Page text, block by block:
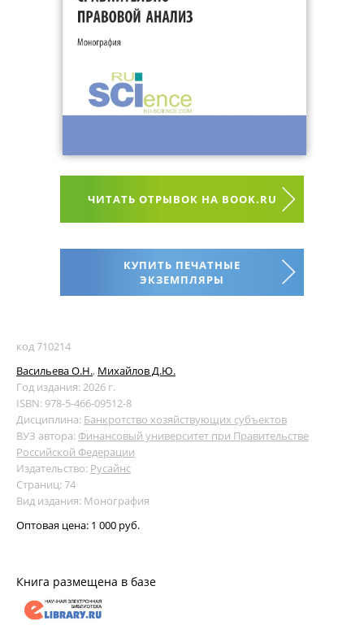
ЧИТАТЬ ОТРЫВОК НА BOOK.RU
КУПИТЬ ПЕЧАТНЫЕ
ЭКЗЕМПЛЯРЫ
код 710214
Васильева О.Н., Михайлов Д.Ю.
Год издания: 2026 г.
ISBN: 978-5-466-09512-8
Дисциплина: Банкротство хозяйствующих субъектов
ВУЗ автора: Финансовый университет при Правительстве
Российской Федерации
Издательство: Русайнс
Страниц: 74
Вид издания: Монография
Оптовая цена: 1 000 руб.
Книга размещена в базе